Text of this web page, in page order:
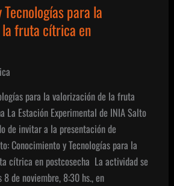
para la
fruta cítrica en
para la valorización de la fruta
La Estación Experimental de INIA Salto
de invitar a la presentación de
Conocimiento y Tecnologías para la
cítrica en postcosecha La actividad se
de noviembre, 8:30 hs., en